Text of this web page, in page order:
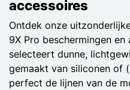
accessoires
Ontdek onze
9X Pro beschermingen en
selecteert dunne,
gemaakt van siliconen of
perfect de lijnen van de